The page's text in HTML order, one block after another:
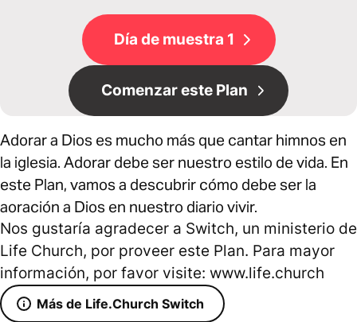
Día de muestra 1
Comenzar este Plan
Adorar a Dios es mucho más que cantar himnos en
la iglesia. Adorar debe ser nuestro estilo de vida. En
este Plan, vamos a descubrir cómo debe ser la
aoración a Dios en nuestro diario vivir.
Nos gustaría agradecer a Switch, un ministerio de
Life Church, por proveer este Plan. Para mayor
información, por favor visite: www.life.church
Más de Life.Church Switch